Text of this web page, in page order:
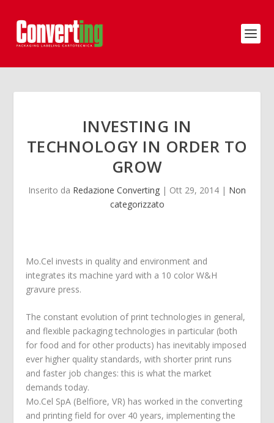
INVESTING IN
TECHNOLOGY IN ORDER TO
GROW
Inserito da Redazione Converting | Ott 29, 2014 | Non
categorizzato
Mo.Cel invests in quality and environment and
integrates its machine yard with a 10 color W&H
gravure press.
The constant evolution of print technologies in general,
and flexible packaging technologies in particular (both
for food and for other products) has inevitably imposed
ever higher quality standards, with shorter print runs
and faster job changes: this is what the market
demands today.
Mo.Cel SpA (Belfiore, VR) has worked in the converting
and printing field for over 40 years, implementing the